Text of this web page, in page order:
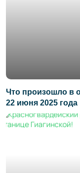
Что произошло в
22 июня 2025 года